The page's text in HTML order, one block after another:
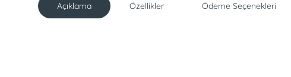
Açıklama Özellikler Ödeme Seçenekleri